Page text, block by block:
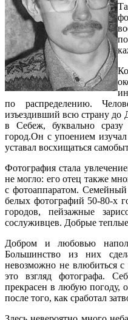
по распределению.
изъездивший всю страну до
в Себеж, буквально
город.Он с упоением
уставал восхищаться
Фотография стала
не могло: его отец также
с фотоаппаратом.
белых фотографий 50-80-х
городов, пейзажные
сослуживцев. Добрые
Добром и любовью
Большинство из них
невозможно не влюбиться с
это взгляд фотографа.
прекрасен в любую погоду,
после того, как сработал